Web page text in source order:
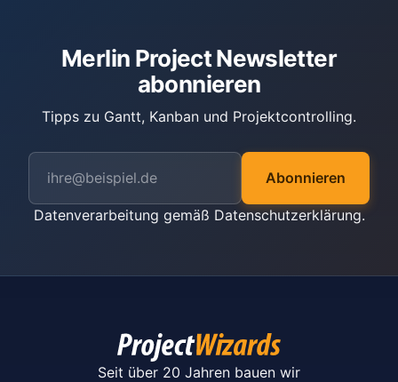
Merlin Project Newsletter
abonnieren
Tipps zu Gantt, Kanban und Projektcontrolling.
Abonnieren
Datenverarbeitung gemäß Datenschutzerklärung.
Seit über 20 Jahren bauen wir